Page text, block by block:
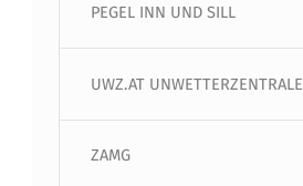
PEGEL INN UND SILL
UWZ.AT UNWETTERZENTRALE
ZAMG